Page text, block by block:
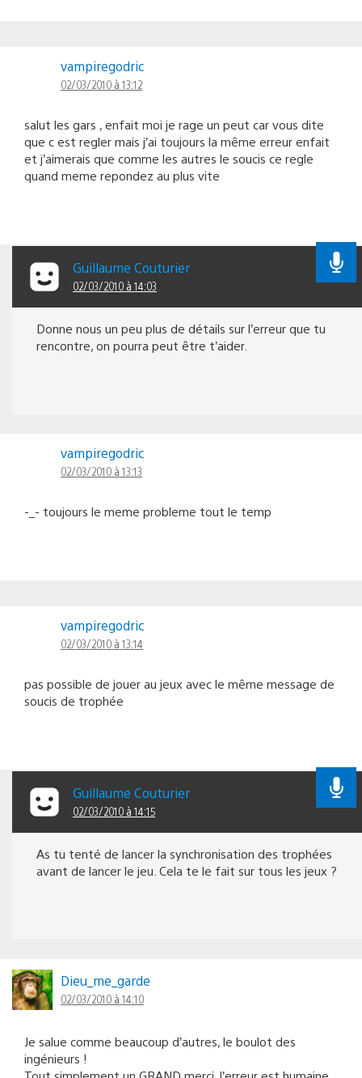
vampiregodric
02/03/2010 à 13:12
salut les gars , enfait moi je rage un peut car vous dite
que c est regler mais j’ai toujours la même erreur enfait
et j’aimerais que comme les autres le soucis ce regle
quand meme repondez au plus vite
Guillaume Couturier
02/03/2010 à 14:03
Donne nous un peu plus de détails sur l’erreur que tu
rencontre, on pourra peut être t’aider.
vampiregodric
02/03/2010 à 13:13
-_- toujours le meme probleme tout le temp
vampiregodric
02/03/2010 à 13:14
pas possible de jouer au jeux avec le même message de
soucis de trophée
Guillaume Couturier
02/03/2010 à 14:15
As tu tenté de lancer la synchronisation des trophées
avant de lancer le jeu. Cela te le fait sur tous les jeux ?
Dieu_me_garde
02/03/2010 à 14:10
Je salue comme beaucoup d’autres, le boulot des
ingénieurs !